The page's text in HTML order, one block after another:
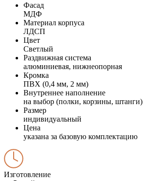
Фасад
МДФ
Материал корпуса
ЛДСП
Цвет
Светлый
Раздвижная система
алюминиевая, нижнеопорная
Кромка
ПВХ (0,4 мм, 2 мм)
Внутреннее наполнение
на выбор (полки, корзины, штанги)
Размер
индивидуальный
Цена
указана за базовую комплектацию
Изготовление